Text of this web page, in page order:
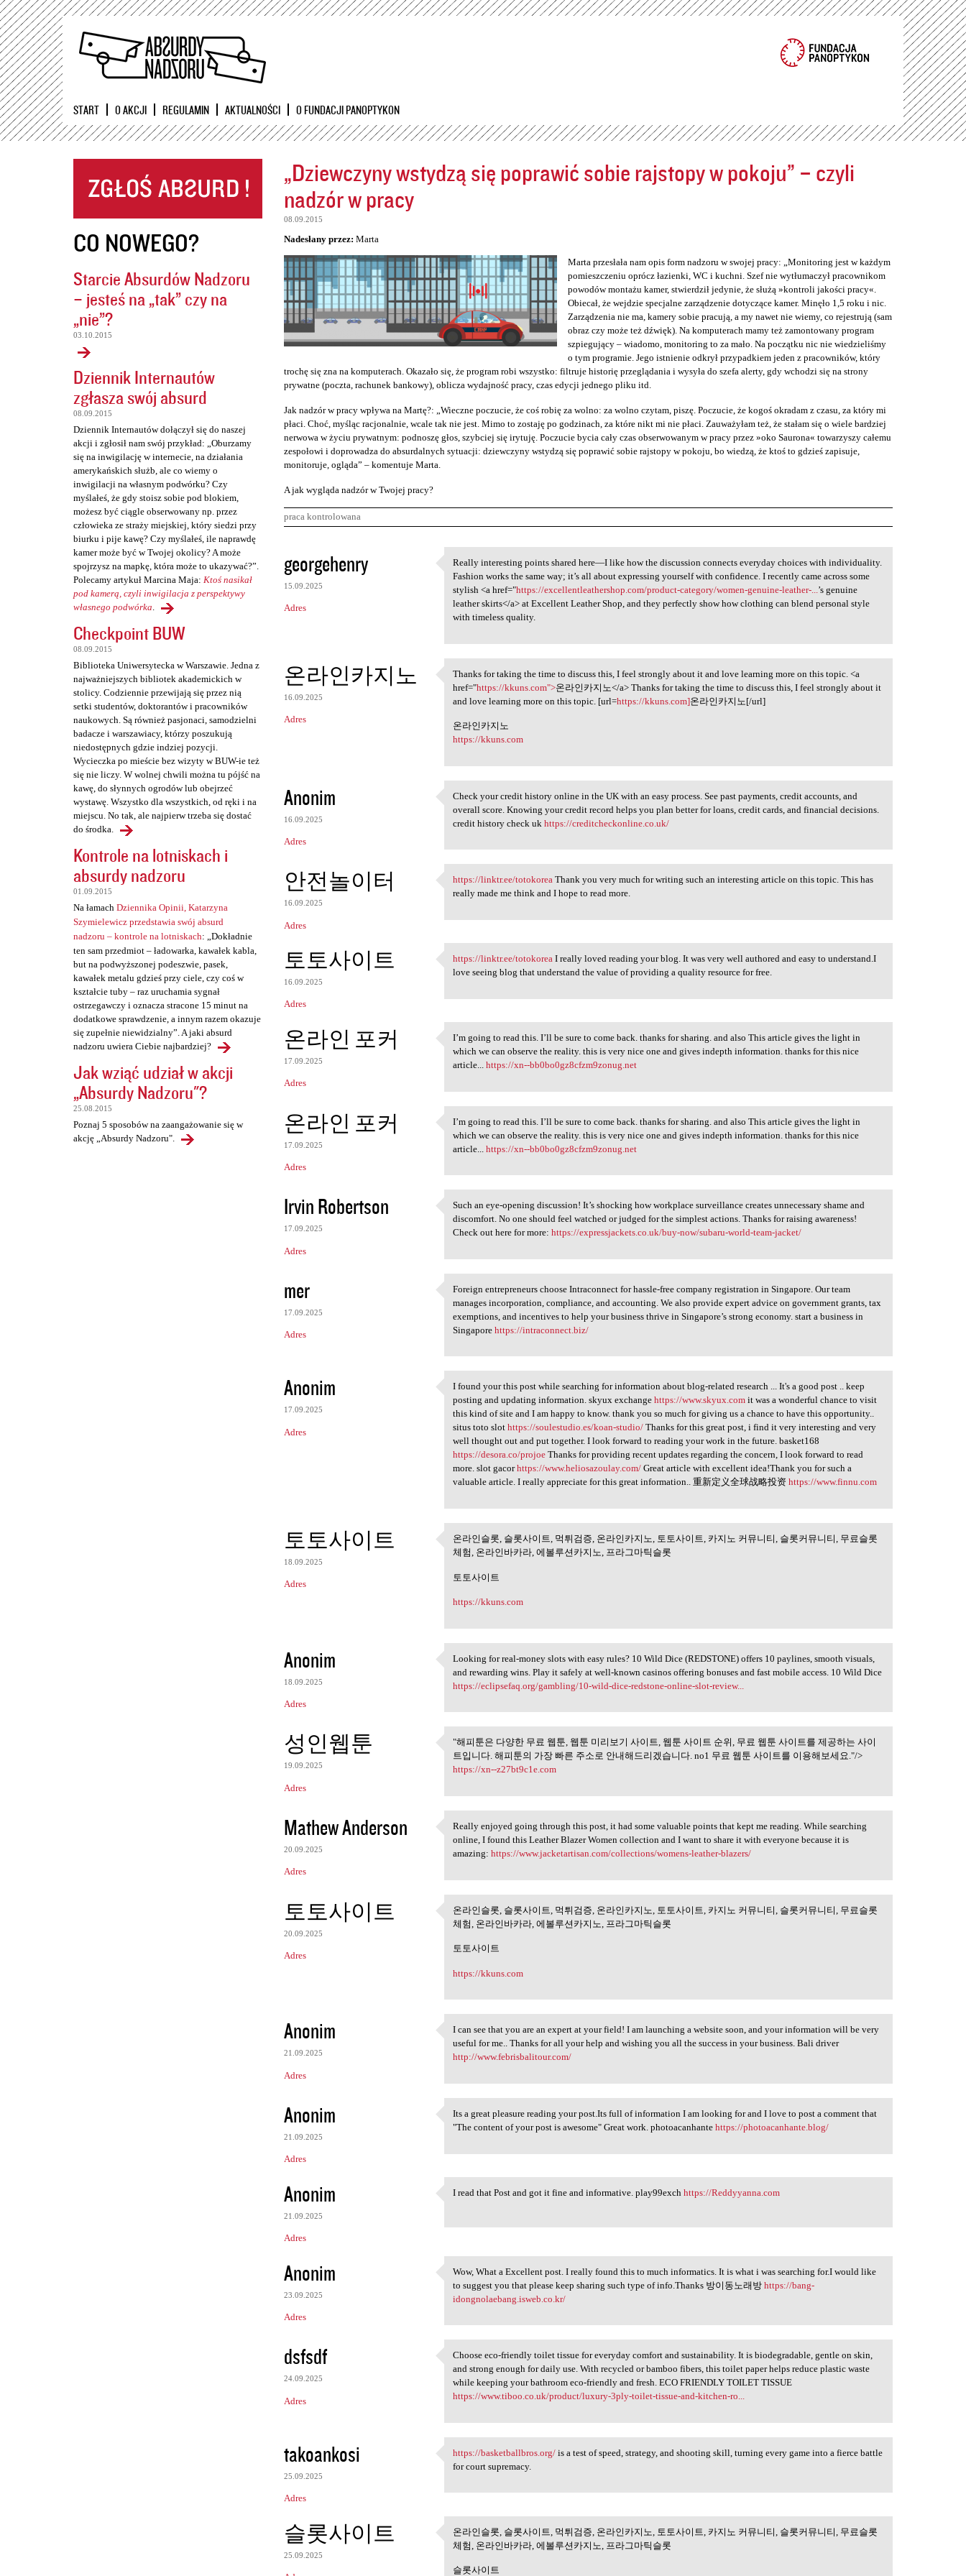
Przejdź
START O AKCJI REGULAMIN AKTUALNOŚCI O FUNDACJI PANOPTYKON
CO NOWEGO?
Starcie Absurdów Nadzoru
– jesteś na „tak” czy na
„nie”?
03.10.2015
Dziennik Internautów
zgłasza swój absurd
08.09.2015
Dziennik Internautów dołączył się do naszej
akcji i zgłosił nam swój przykład: „Oburzamy
się na inwigilację w internecie, na działania
amerykańskich służb, ale co wiemy o
inwigilacji na własnym podwórku? Czy
myślałeś, że gdy stoisz sobie pod blokiem,
możesz być ciągle obserwowany np. przez
człowieka ze straży miejskiej, który siedzi przy
biurku i pije kawę? Czy myślałeś, ile naprawdę
kamer może być w Twojej okolicy? A może
spojrzysz na mapkę, która może to ukazywać?”.
Polecamy artykuł Marcina Maja: Ktoś nasikał
pod kamerą, czyli inwigilacja z perspektywy
własnego podwórka.
Checkpoint BUW
08.09.2015
Biblioteka Uniwersytecka w Warszawie. Jedna z
najważniejszych bibliotek akademickich w
stolicy. Codziennie przewijają się przez nią
setki studentów, doktorantów i pracowników
naukowych. Są również pasjonaci, samodzielni
badacze i warszawiacy, którzy poszukują
niedostępnych gdzie indziej pozycji.
Wycieczka po mieście bez wizyty w BUW-ie też
się nie liczy. W wolnej chwili można tu pójść na
kawę, do słynnych ogrodów lub obejrzeć
wystawę. Wszystko dla wszystkich, od ręki i na
miejscu. No tak, ale najpierw trzeba się dostać
do środka.
Kontrole na lotniskach i
absurdy nadzoru
01.09.2015
Na łamach Dziennika Opinii, Katarzyna
Szymielewicz przedstawia swój absurd
nadzoru – kontrole na lotniskach: „Dokładnie
ten sam przedmiot – ładowarka, kawałek kabla,
but na podwyższonej podeszwie, pasek,
kawałek metalu gdzieś przy ciele, czy coś w
kształcie tuby – raz uruchamia sygnał
ostrzegawczy i oznacza stracone 15 minut na
dodatkowe sprawdzenie, a innym razem okazuje
się zupełnie niewidzialny”. A jaki absurd
nadzoru uwiera Ciebie najbardziej?
Jak wziąć udział w akcji
„Absurdy Nadzoru"?
25.08.2015
Poznaj 5 sposobów na zaangażowanie się w
akcję „Absurdy Nadzoru".
„Dziewczyny wstydzą się poprawić sobie rajstopy w pokoju” – czyli
nadzór w pracy
08.09.2015
Nadesłany przez: Marta
Marta przesłała nam opis form nadzoru w swojej pracy: „Monitoring jest w każdym
pomieszczeniu oprócz łazienki, WC i kuchni. Szef nie wytłumaczył pracownikom
powodów montażu kamer, stwierdził jedynie, że służą »kontroli jakości pracy«.
Obiecał, że wejdzie specjalne zarządzenie dotyczące kamer. Minęło 1,5 roku i nic.
Zarządzenia nie ma, kamery sobie pracują, a my nawet nie wiemy, co rejestrują (sam
obraz czy może też dźwięk). Na komputerach mamy też zamontowany program
szpiegujący – wiadomo, monitoring to za mało. Na początku nic nie wiedzieliśmy
o tym programie. Jego istnienie odkrył przypadkiem jeden z pracowników, który
trochę się zna na komputerach. Okazało się, że program robi wszystko: filtruje historię przeglądania i wysyła do szefa alerty, gdy wchodzi się na strony
prywatne (poczta, rachunek bankowy), oblicza wydajność pracy, czas edycji jednego pliku itd.
Jak nadzór w pracy wpływa na Martę?: „Wieczne poczucie, że coś robię za wolno: za wolno czytam, piszę. Poczucie, że kogoś okradam z czasu, za który mi
płaci. Choć, myśląc racjonalnie, wcale tak nie jest. Mimo to zostaję po godzinach, za które nikt mi nie płaci. Zauważyłam też, że stałam się o wiele bardziej
nerwowa w życiu prywatnym: podnoszę głos, szybciej się irytuję. Poczucie bycia cały czas obserwowanym w pracy przez »oko Saurona« towarzyszy całemu
zespołowi i doprowadza do absurdalnych sytuacji: dziewczyny wstydzą się poprawić sobie rajstopy w pokoju, bo wiedzą, że ktoś to gdzieś zapisuje,
monitoruje, ogląda” – komentuje Marta.
A jak wygląda nadzór w Twojej pracy?
praca kontrolowana
K
o
m
e
a
r
z
georgehenry
15.09.2025
Adres
Really interesting points
Really interesting points shared here—I like how the discussion connects everyday choices with individuality.
Fashion works the same way; it’s all about expressing yourself with confidence. I recently came across some
stylish <a href="https://excellentleathershop.com/product-category/women-genuine-leather-...’s genuine
leather skirts</a> at Excellent Leather Shop, and they perfectly show how clothing can blend personal style
with timeless quality.
온라인카지노
16.09.2025
Adres
Thanks for taking the time to
Thanks for taking the time to discuss this, I feel strongly about it and love learning more on this topic. <a
href="https://kkuns.com">온라인카지노</a> Thanks for taking the time to discuss this, I feel strongly about it
and love learning more on this topic. [url=https://kkuns.com]온라인카지노[/url]
온라인카지노
https://kkuns.com
Anonim
16.09.2025
Adres
Check your credit history
Check your credit history online in the UK with an easy process. See past payments, credit accounts, and
overall score. Knowing your credit record helps you plan better for loans, credit cards, and financial decisions.
credit history check ukhttps://creditcheckonline.co.uk/
안전놀이터
16.09.2025
Adres
https://linktr.ee/totokorea
https://linktr.ee/totokorea Thank you very much for writing such an interesting article on this topic. This has
really made me think and I hope to read more.
토토사이트
16.09.2025
Adres
https://linktr.ee/totokorea I
https://linktr.ee/totokorea I really loved reading your blog. It was very well authored and easy to understand.I
love seeing blog that understand the value of providing a quality resource for free.
온라인 포커
17.09.2025
Adres
I’m going to read this. I’ll
I’m going to read this. I’ll be sure to come back. thanks for sharing. and also This article gives the light in
which we can observe the reality. this is very nice one and gives indepth information. thanks for this nice
article...https://xn--bb0bo0gz8cfzm9zonug.net
온라인 포커
17.09.2025
Adres
I’m going to read this. I’ll
I’m going to read this. I’ll be sure to come back. thanks for sharing. and also This article gives the light in
which we can observe the reality. this is very nice one and gives indepth information. thanks for this nice
article...https://xn--bb0bo0gz8cfzm9zonug.net
Irvin Robertson
17.09.2025
Adres
Such an eye-opening
Such an eye-opening discussion! It’s shocking how workplace surveillance creates unnecessary shame and
discomfort. No one should feel watched or judged for the simplest actions. Thanks for raising awareness!
Check out here for more:https://expressjackets.co.uk/buy-now/subaru-world-team-jacket/
mer
17.09.2025
Adres
Foreign entrepreneurs choose
Foreign entrepreneurs choose Intraconnect for hassle-free company registration in Singapore. Our team
manages incorporation, compliance, and accounting. We also provide expert advice on government grants, tax
exemptions, and incentives to help your business thrive in Singapore’s strong economy. start a business in
Singaporehttps://intraconnect.biz/
Anonim
17.09.2025
Adres
I found your this post while
I found your this post while searching for information about blog-related research ... It's a good post .. keep
posting and updating information. skyux exchangehttps://www.skyux.com it was a wonderful chance to visit
this kind of site and I am happy to know. thank you so much for giving us a chance to have this opportunity..
situs toto slothttps://soulestudio.es/koan-studio/ Thanks for this great post, i find it very interesting and very
well thought out and put together. I look forward to reading your work in the future. basket168
https://desora.co/projoe Thanks for providing recent updates regarding the concern, I look forward to read
more. slot gacorhttps://www.heliosazoulay.com/ Great article with excellent idea!Thank you for such a
valuable article. I really appreciate for this great information.. 重新定义全球战略投资https://www.finnu.com
토토사이트
18.09.2025
Adres
온라인슬롯, 슬롯사이트, 먹튀검증, 온라인카지노,
온라인슬롯, 슬롯사이트, 먹튀검증, 온라인카지노, 토토사이트, 카지노 커뮤니티, 슬롯커뮤니티, 무료슬롯
체험, 온라인바카라, 에볼루션카지노, 프라그마틱슬롯
토토사이트
https://kkuns.com
Anonim
18.09.2025
Adres
Looking for real-money slots
Looking for real-money slots with easy rules? 10 Wild Dice (REDSTONE) offers 10 paylines, smooth visuals,
and rewarding wins. Play it safely at well-known casinos offering bonuses and fast mobile access. 10 Wild Dice
https://eclipsefaq.org/gambling/10-wild-dice-redstone-online-slot-review...
성인웹툰
19.09.2025
Adres
"해피툰은 다양한 무료 웹툰, 웹툰 미리보기 사이트,
"해피툰은 다양한 무료 웹툰, 웹툰 미리보기 사이트, 웹툰 사이트 순위, 무료 웹툰 사이트를 제공하는 사이
트입니다. 해피툰의 가장 빠른 주소로 안내해드리겠습니다. no1 무료 웹툰 사이트를 이용해보세요."/>
https://xn--z27bt9c1e.com
Mathew Anderson
20.09.2025
Adres
Really enjoyed going through
Really enjoyed going through this post, it had some valuable points that kept me reading. While searching
online, I found this Leather Blazer Women collection and I want to share it with everyone because it is
amazing:https://www.jacketartisan.com/collections/womens-leather-blazers/
토토사이트
20.09.2025
Adres
온라인슬롯, 슬롯사이트, 먹튀검증, 온라인카지노,
온라인슬롯, 슬롯사이트, 먹튀검증, 온라인카지노, 토토사이트, 카지노 커뮤니티, 슬롯커뮤니티, 무료슬롯
체험, 온라인바카라, 에볼루션카지노, 프라그마틱슬롯
토토사이트
https://kkuns.com
Anonim
21.09.2025
Adres
I can see that you are an
I can see that you are an expert at your field! I am launching a website soon, and your information will be very
useful for me.. Thanks for all your help and wishing you all the success in your business. Bali driver
http://www.febrisbalitour.com/
Anonim
21.09.2025
Adres
Its a great pleasure reading
Its a great pleasure reading your post.Its full of information I am looking for and I love to post a comment that
"The content of your post is awesome" Great work. photoacanhantehttps://photoacanhante.blog/
Anonim
21.09.2025
Adres
I read that Post and got it
I read that Post and got it fine and informative. play99exchhttps://Reddyyanna.com
Anonim
23.09.2025
Adres
Wow, What a Excellent post. I
Wow, What a Excellent post. I really found this to much informatics. It is what i was searching for.I would like
to suggest you that please keep sharing such type of info.Thanks 방이동노래방https://bang-
idongnolaebang.isweb.co.kr/
dsfsdf
24.09.2025
Adres
Choose eco-friendly toilet
Choose eco-friendly toilet tissue for everyday comfort and sustainability. It is biodegradable, gentle on skin,
and strong enough for daily use. With recycled or bamboo fibers, this toilet paper helps reduce plastic waste
while keeping your bathroom eco-friendly and fresh. ECO FRIENDLY TOILET TISSUE
https://www.tiboo.co.uk/product/luxury-3ply-toilet-tissue-and-kitchen-ro...
takoankosi
25.09.2025
Adres
https://basketballbros.org/
https://basketballbros.org/ is a test of speed, strategy, and shooting skill, turning every game into a fierce battle
for court supremacy.
슬롯사이트
25.09.2025
온라인슬롯, 슬롯사이트, 먹튀검증, 온라인카지노,
온라인슬롯, 슬롯사이트, 먹튀검증, 온라인카지노, 토토사이트, 카지노 커뮤니티, 슬롯커뮤니티, 무료슬롯
체험, 온라인바카라, 에볼루션카지노, 프라그마틱슬롯
슬롯사이트